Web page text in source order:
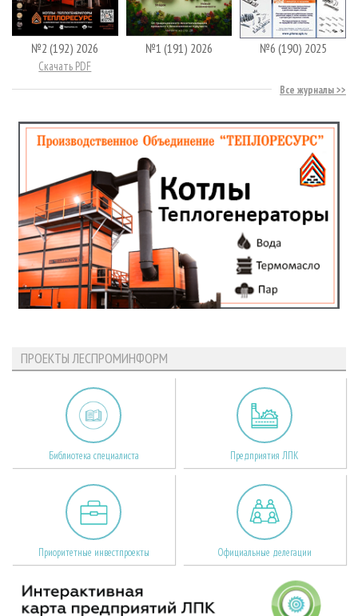
№2 (192) 2026
Скачать PDF
№1 (191) 2026 №6 (190) 2025
Все журналы
ПРОЕКТЫ ЛЕСПРОМИНФОРМ
Библиотека специалиста Предприятия ЛПК
Приоритетные инвестпроекты Официальные делегации